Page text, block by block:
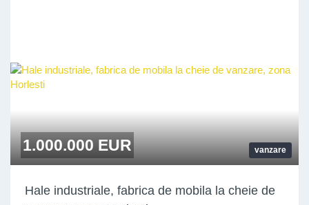
vanzare
1.000.000 EUR
Hale industriale, fabrica de mobila la cheie de